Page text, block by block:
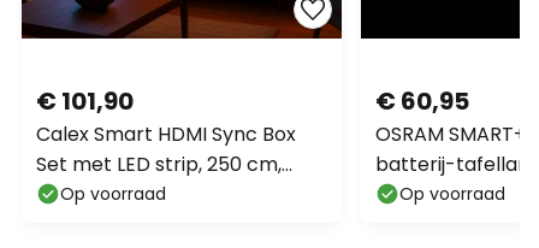
Set met LED strip, 250 cm,
RGBW
Op voorraad
donkergrijs IP44
Op voorraad